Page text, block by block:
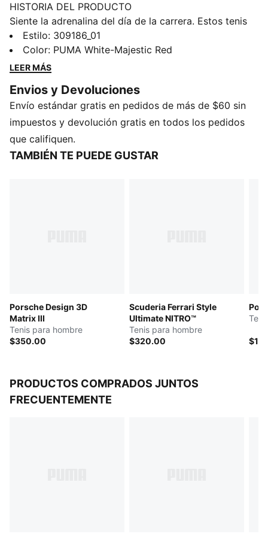
HISTORIA DEL PRODUCTO
Siente la adrenalina del día de la carrera. Estos tenis
PORSCHE Xetic transmiten la energía de la pista. El
diseño incluye PWRPLATE para una sensación de
propulsión y un empeine de punto diseñado para una
te ayudan a sintonizar con el ritmo del motorsport.
CARACTERÍSTICAS Y BENEFICIOS
Los productos de cuero de PUMA apoyan la
fabricación responsable a través del Leather Working
Group: www.leatherworkinggroup.com
Estilo: 309186_01
Color: PUMA White-Majestic Red
LEER MÁS
Envios y Devoluciones
Envío estándar gratis en pedidos de más de $60 sin
impuestos y devolución gratis en todos los pedidos
que califiquen.
TAMBIÉN TE PUEDE GUSTAR
Porsche Design 3D
Matrix III
Tenis para hombre
$350.00
Scuderia Ferrari Style
Ultimate NITRO™
Tenis para hombre
$320.00
PRODUCTOS COMPRADOS JUNTOS
FRECUENTEMENTE